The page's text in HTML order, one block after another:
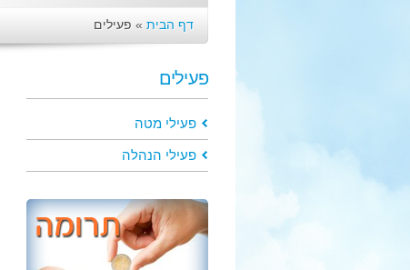
דף הבית » פעילים
פעילים
פעילי מטה
פעילי הנהלה